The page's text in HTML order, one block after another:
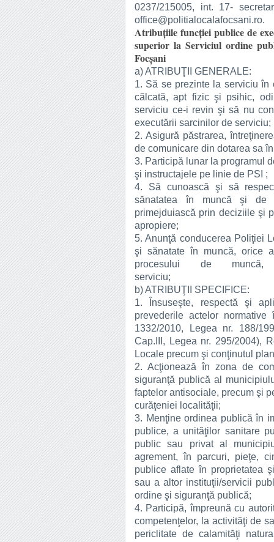
0237/215005, int. 17-
office@politialocalafocsani.ro.
Atribuţiile funcției publice de
superior la Serviciul ordine
Focșani
a) ATRIBUŢII GENERALE:
1. Să se prezinte la serviciu în
călcată, apt fizic şi psihic,
serviciu ce-i revin şi să nu
executării sarcinilor de serviciu;
2. Asigură păstrarea,
de comunicare din dotarea sa
3. Participă lunar la programul
şi instructajele pe linie de PSI ;
4. Să cunoască şi să
sănatatea în muncă şi de
primejduiască prin deciziile şi
apropiere;
5. Anunţă conducerea Poliţiei
şi sănatate în muncă, orice
procesului de
b) ATRIBUŢII SPECIFICE:
1. Însuseşte, respectă şi
prevederile actelor
1332/2010, Legea nr. 188/
Cap.III, Legea nr. 295/2004),
Locale precum şi conţinutul
2. Acţionează în zona de
siguranţă publică al
faptelor antisociale, precum şi
curăţeniei localităţii;
3. Menţine ordinea publică în
publice, a unităţilor sanitare
public sau privat al
agrement, în parcuri, pieţe,
publice aflate în proprietatea
sau a altor instituţii/servicii
ordine şi siguranţă publică;
4. Participă, împreună cu
competenţelor, la activităţi de
periclitate de calamităţi